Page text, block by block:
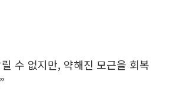
수 없지만, 약해진 모근을 회복